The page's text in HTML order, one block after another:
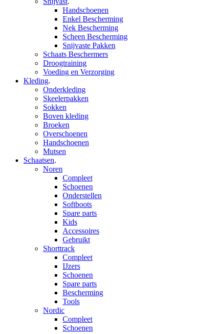
Handschoenen
Enkel Bescherming
Nek Bescherming
Scheen Bescherming
Snijvaste Pakken
Schaats Beschermers
Droogtraining
Voeding en Verzorging
Kleding.
Onderkleding
Skeelerpakken
Sokken
Boven kleding
Broeken
Overschoenen
Handschoenen
Mutsen
Schaatsen.
Noren
Compleet
Schoenen
Onderstellen
Softboots
Spare parts
Kids
Accessoires
Gebruikt
Shorttrack
Compleet
IJzers
Schoenen
Spare parts
Bescherming
Tools
Nordic
Compleet
Schoenen